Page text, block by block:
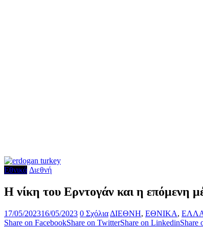
Εθνικά Διεθνή
Η νίκη του Ερντογάν και η επόμενη
17/05/202316/05/2023 0 Σχόλια ΔΙΕΘΝΗ, ΕΘΝΙΚΑ,
Share on FacebookShare on TwitterShare on LinkedinShare